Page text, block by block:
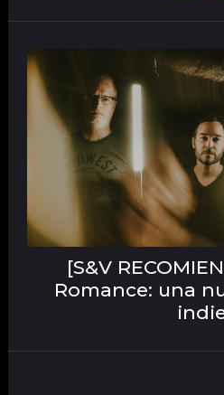
[S&V
Romance: una